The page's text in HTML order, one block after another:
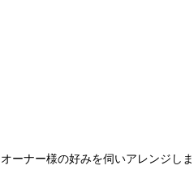
ーナー様の好みを伺いアレンジし